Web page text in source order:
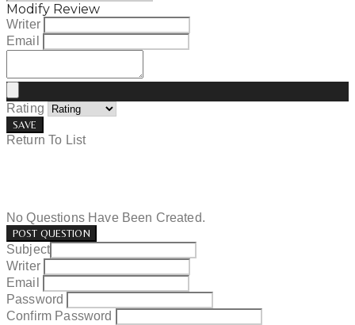
Modify Review
Writer
Email
Rating
SAVE
Return To List
No Questions Have Been Created.
POST QUESTION
Subject
Writer
Email
Password
Confirm Password